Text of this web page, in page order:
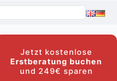
Jetzt kostenlose
Erstberatung buchen
und 249€ sparen